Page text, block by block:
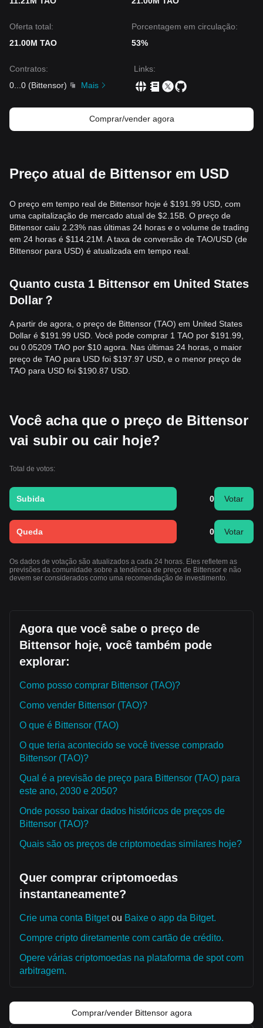
Oferta total:
21.00M TAO
Porcentagem em circulação:
53%
Contratos:
0
0 (Bittensor) Mais
Links:
Comprar/vender agora
Preço atual de Bittensor em USD
O preço em tempo real de Bittensor hoje é $191.99 USD, com
uma capitalização de mercado atual de $2.15B. O preço de
Bittensor caiu 2.23% nas últimas 24 horas e o volume de trading
em 24 horas é $114.21M. A taxa de conversão de TAO/USD (de
Bittensor para USD) é atualizada em tempo real.
Quanto custa 1 Bittensor em United States
Dollar？
A partir de agora, o preço de Bittensor (TAO) em United States
Dollar é $191.99 USD. Você pode comprar 1 TAO por $191.99,
ou 0.05209 TAO por $10 agora. Nas últimas 24 horas, o maior
preço de TAO para USD foi $197.97 USD, e o menor preço de
TAO para USD foi $190.87 USD.
Você acha que o preço de Bittensor
vai subir ou cair hoje?
Total de votos:
Subida 0 Votar
Queda 0 Votar
Os dados de votação são atualizados a cada 24 horas. Eles refletem as
previsões da comunidade sobre a tendência de preço de Bittensor e não
devem ser considerados como uma recomendação de investimento.
Agora que você sabe o preço de
Bittensor hoje, você também pode
explorar:
Como posso comprar Bittensor (TAO)?
Como vender Bittensor (TAO)?
O que é Bittensor (TAO)
O que teria acontecido se você tivesse comprado
Bittensor (TAO)?
Qual é a previsão de preço para Bittensor (TAO) para
este ano, 2030 e 2050?
Onde posso baixar dados históricos de preços de
Bittensor (TAO)?
Quais são os preços de criptomoedas similares hoje?
Quer comprar criptomoedas
instantaneamente?
Crie uma conta Bitgetou Baixe o app da Bitget.
Compre cripto diretamente com cartão de crédito.
Opere várias criptomoedas na plataforma de spot com
arbitragem.
Comprar/vender Bittensor agora